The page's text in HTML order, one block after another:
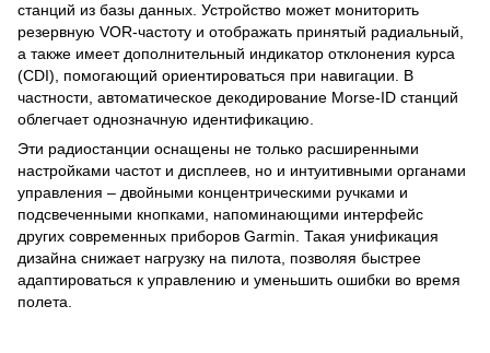
станций из базы данных. Устройство может мониторить
резервную VOR‑частоту и отображать принятый радиальный,
а также имеет дополнительный индикатор отклонения курса
(CDI), помогающий ориентироваться при навигации. В
частности, автоматическое декодирование Morse‑ID станций
облегчает однозначную идентификацию.
Эти радиостанции оснащены не только расширенными
настройками частот и дисплеев, но и интуитивными органами
управления – двойными концентрическими ручками и
подсвеченными кнопками, напоминающими интерфейс
других современных приборов Garmin. Такая унификация
дизайна снижает нагрузку на пилота, позволяя быстрее
адаптироваться к управлению и уменьшить ошибки во время
полета.